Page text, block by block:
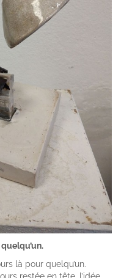
quelqu’un.
là pour quelqu’un.